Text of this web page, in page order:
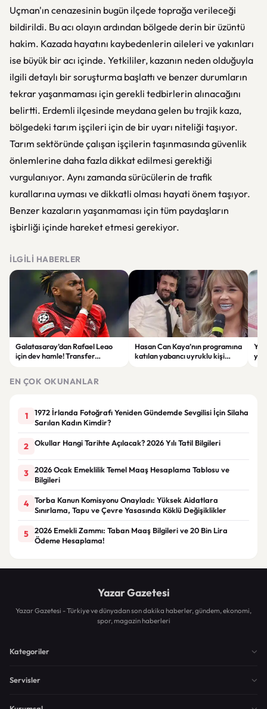
Uçman'ın cenazesinin bugün ilçede toprağa verileceği
bildirildi. Bu acı olayın ardından bölgede derin bir üzüntü
hakim. Kazada hayatını kaybedenlerin aileleri ve yakınları
ise büyük bir acı içinde. Yetkililer, kazanın neden olduğuyla
ilgili detaylı bir soruşturma başlattı ve benzer durumların
tekrar yaşanmaması için gerekli tedbirlerin alınacağını
belirtti. Erdemli ilçesinde meydana gelen bu trajik kaza,
bölgedeki tarım işçileri için de bir uyarı niteliği taşıyor.
Tarım sektöründe çalışan işçilerin taşınmasında güvenlik
önlemlerine daha fazla dikkat edilmesi gerektiği
vurgulanıyor. Aynı zamanda sürücülerin de trafik
kurallarına uyması ve dikkatli olması hayati önem taşıyor.
Benzer kazaların yaşanmaması için tüm paydaşların
işbirliği içinde hareket etmesi gerekiyor.
İLGILI HABERLER
Galatasaray’dan Rafael Leao
için dev hamle! Transfer
Hasan Can Kaya’nın programına
katılan yabancı uyruklu kişi
EN ÇOK OKUNANLAR
1
1972 İrlanda Fotoğrafı Yeniden Gündemde Sevgilisi İçin Silaha
Sarılan Kadın Kimdir?
2 Okullar Hangi Tarihte Açılacak? 2026 Yılı Tatil Bilgileri
3
2026 Ocak Emeklilik Temel Maaş Hesaplama Tablosu ve
Bilgileri
4
Torba Kanun Komisyonu Onayladı: Yüksek Aidatlara
Sınırlama, Tapu ve Çevre Yasasında Köklü Değişiklikler
5
2026 Emekli Zammı: Taban Maaş Bilgileri ve 20 Bin Lira
Ödeme Hesaplama!
Yazar Gazetesi
Yazar Gazetesi - Türkiye ve dünyadan son dakika haberler, gündem, ekonomi,
spor, magazin haberleri
Kategoriler
Servisler